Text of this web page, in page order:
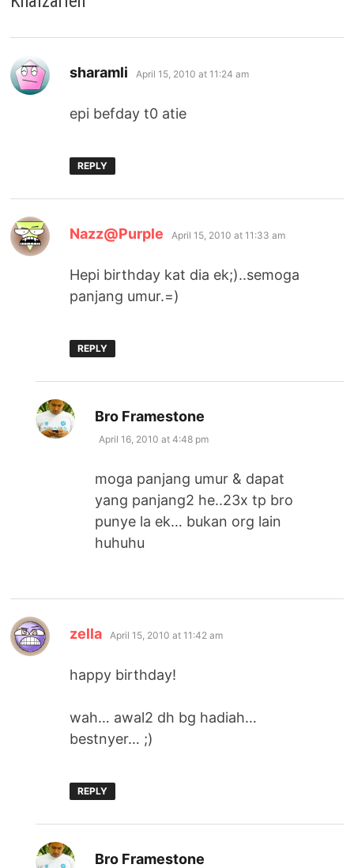
sharamli says:
April 15, 2010 at 11:24 am
epi befday t0 atie
REPLY
Nazz@Purple says:
April 15, 2010 at 11:33 am
Hepi birthday kat dia ek;)..semoga
panjang umur.=)
REPLY
Bro Framestone
April 16, 2010 at 4:48 pm
moga panjang umur & dapat
yang panjang2 he..23x tp bro
punye la ek… bukan org lain
huhuhu
zella says:
April 15, 2010 at 11:42 am
happy birthday!
wah… awal2 dh bg hadiah…
bestnyer… ;)
REPLY
Bro Framestone